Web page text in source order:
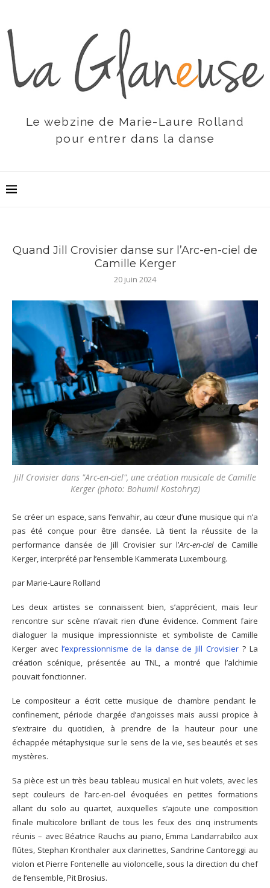
Le webzine de Marie-Laure Rolland
pour entrer dans la danse
Quand Jill Crovisier danse sur l’Arc-en-ciel de
Camille Kerger
20 juin 2024
Jill Crovisier dans "Arc-en-ciel", une création musicale de Camille
Kerger (photo: Bohumil Kostohryz)
Se créer un espace, sans l’envahir, au cœur d’une musique qui n’a
pas été conçue pour être dansée. Là tient la réussite de la
performance dansée de Jill Crovisier sur l’Arc-en-ciel de Camille
Kerger, interprété par l’ensemble Kammerata Luxembourg.
par Marie-Laure Rolland
Les deux artistes se connaissent bien, s’apprécient, mais leur
rencontre sur scène n’avait rien d’une évidence. Comment faire
dialoguer la musique impressionniste et symboliste de Camille
Kerger avec l’expressionnisme de la danse de Jill Crovisier? La
création scénique, présentée au TNL, a montré que l’alchimie
pouvait fonctionner.
Le compositeur a écrit cette musique de chambre pendant le
confinement, période chargée d’angoisses mais aussi propice à
s’extraire du quotidien, à prendre de la hauteur pour une
échappée métaphysique sur le sens de la vie, ses beautés et ses
mystères.
Sa pièce est un très beau tableau musical en huit volets, avec les
sept couleurs de l’arc-en-ciel évoquées en petites formations
allant du solo au quartet, auxquelles s’ajoute une composition
finale multicolore brillant de tous les feux des cinq instruments
réunis – avec Béatrice Rauchs au piano, Emma Landarrabilco aux
flûtes, Stephan Kronthaler aux clarinettes, Sandrine Cantoreggi au
violon et Pierre Fontenelle au violoncelle, sous la direction du chef
de l’ensemble, Pit Brosius.